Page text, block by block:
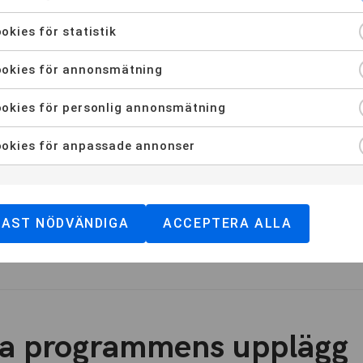
de vanligaste
programmens upplägg
för statistik
för annonsmätning
för personlig annonsmätning
för anpassade annonser
NÖDVÄNDIGA ACCEPTERA ALLA